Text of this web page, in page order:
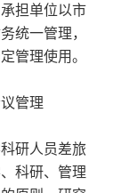
担单位以市
统一管理，
管理使用。
管理
研人员差旅
科研、管理